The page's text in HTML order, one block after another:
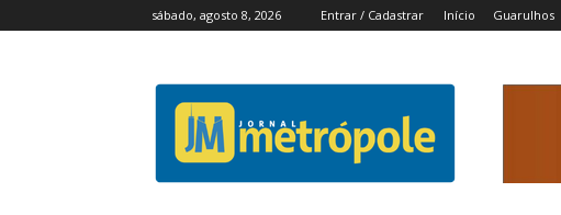
sábado, agosto 8, 2026 Entrar / Cadastrar Início Guarulhos